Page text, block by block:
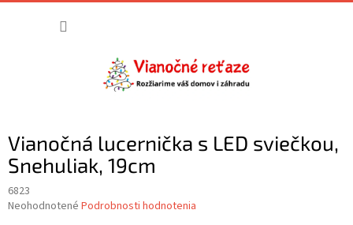
Vianočná lucernička s LED sviečkou,
Snehuliak, 19cm
6823
Priemerné
Neohodnotené Podrobnosti hodnotenia